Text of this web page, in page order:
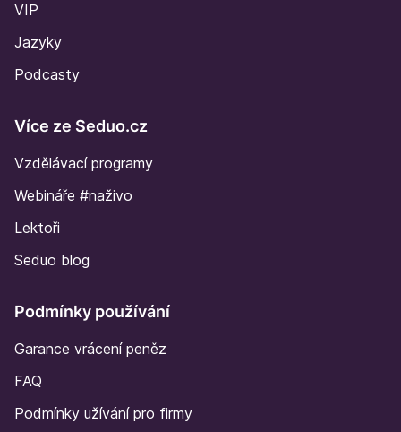
VIP
Jazyky
Podcasty
Více ze Seduo.cz
Vzdělávací programy
Webináře #naživo
Lektoři
Seduo blog
Podmínky používání
Garance vrácení peněz
FAQ
Podmínky užívání pro firmy